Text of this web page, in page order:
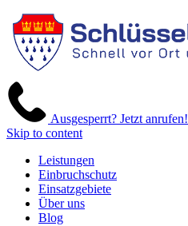
Ausgesperrt? Jetzt anrufen!
Skip to content
Leistungen
Einbruchschutz
Einsatzgebiete
Über uns
Blog